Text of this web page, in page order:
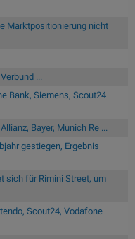
Marktpositionierung nicht
...
Bank, Siemens, Scout24
Bayer, Munich Re ...
gestiegen, Ergebnis
sich für Rimini Street, um
Scout24, Vodafone